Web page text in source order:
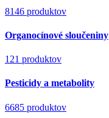
8146 produktov
Organocínové sloučeniny
121 produktov
Pesticidy a metabolity
6685 produktov